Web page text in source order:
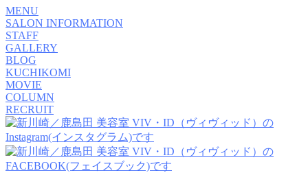
MENU
SALON INFORMATION
STAFF
GALLERY
BLOG
KUCHIKOMI
MOVIE
COLUMN
RECRUIT